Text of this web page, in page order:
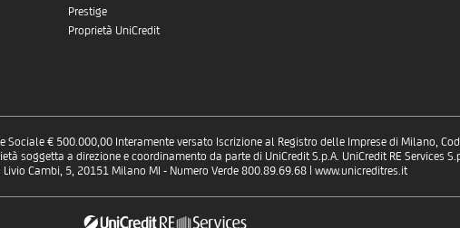
Prestige
Proprietà UniCredit
Sociale € 500.000,00 Interamente versato Iscrizione al Registro delle Imprese di Milano,
soggetta a direzione e coordinamento da parte di UniCredit S.p.A. UniCredit RE Services
Livio Cambi, 5, 20151 Milano MI - Numero Verde 800.89.69.68 | www.unicreditres.it